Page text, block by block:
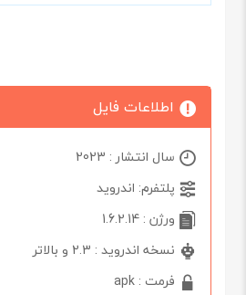
اطلاعات فایل
سال انتشار : 2023
پلتفرم: اندروید
ورژن : 1.6.2.14
نسخه اندروید : 2.3 و بالاتر
فرمت : apk